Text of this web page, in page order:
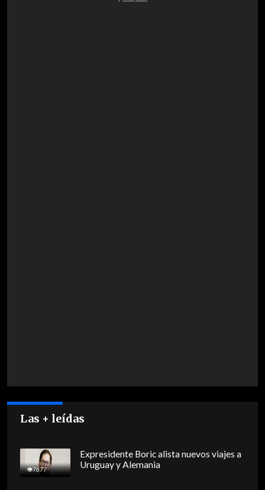
Las + leídas
7677
Expresidente Boric alista nuevos viajes a
Uruguay y Alemania